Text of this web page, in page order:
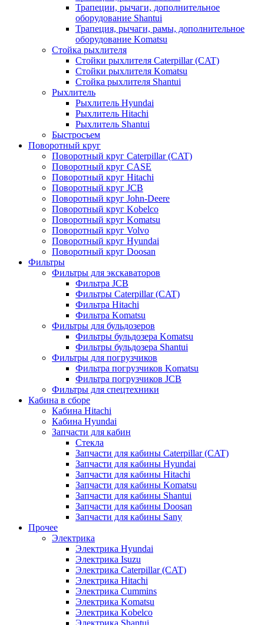
Трапеции, рычаги, дополнительное
оборудование Shantui
Трапеция, рычаги, рамы, дополнительное
оборудование Komatsu
Стойка рыхлителя
Стойки рыхлителя Caterpillar (CAT)
Стойки рыхлителя Komatsu
Стойка рыхлителя Shantui
Рыхлитель
Рыхлитель Hyundai
Рыхлитель Hitachi
Рыхлитель Shantui
Быстросъем
Поворотный круг
Поворотный круг Caterpillar (CAT)
Поворотный круг CASE
Поворотный круг Hitachi
Поворотный круг JCB
Поворотный круг John-Deere
Поворотный круг Kobelco
Поворотный круг Komatsu
Поворотный круг Volvo
Поворотный круг Hyundai
Поворотный круг Doosan
Фильтры
Фильтры для экскаваторов
Фильтра JCB
Фильтры Caterpillar (CAT)
Фильтра Hitachi
Фильтра Komatsu
Фильтры для бульдозеров
Фильтры бульдозера Komatsu
Фильтры бульдозера Shantui
Фильтры для погрузчиков
Фильтра погрузчиков Komatsu
Фильтра погрузчиков JCB
Фильтры для спецтехники
Кабина в сборе
Кабина Hitachi
Кабина Hyundai
Запчасти для кабин
Стекла
Запчасти для кабины Caterpillar (CAT)
Запчасти для кабины Hyundai
Запчасти для кабины Hitachi
Запчасти для кабины Komatsu
Запчасти для кабины Shantui
Запчасти для кабины Doosan
Запчасти для кабины Sany
Прочее
Электрика
Электрика Hyundai
Электрика Isuzu
Электрика Caterpillar (CAT)
Электрика Hitachi
Электрика Cummins
Электрика Komatsu
Электрика Kobelco
Электрика Shantui